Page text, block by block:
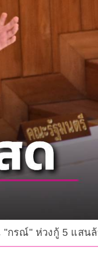
"กรณ์" ห่วงกู้ 5 แสน